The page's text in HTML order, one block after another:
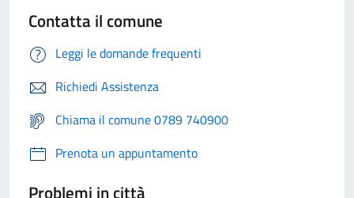
Contatta il comune
Leggi le domande frequenti
Richiedi Assistenza
Chiama il comune 0789 740900
Prenota un appuntamento
Problemi in città